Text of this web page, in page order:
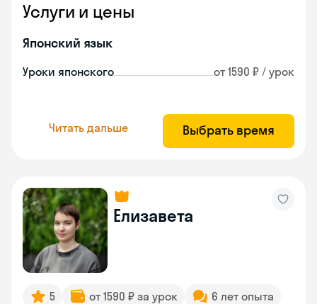
Услуги и цены
Японский язык
Уроки японского от 1590 ₽ / урок
Читать дальше Выбрать время
Елизавета
5 от 1590 ₽ за урок 6 лет опыта